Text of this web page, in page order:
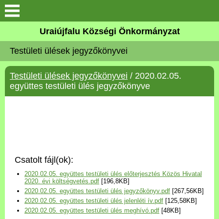
Köszöntő
Elérhetőségek
Uraiújfalu
Választási információk
Versenyképes Járások
Program
Uraiújfalu Községi Önkormányzat
Testületi ülések jegyzőkönyvei
Testületi ülések jegyzőkönyvei / 2020.02.05.
együttes testületi ülés jegyzőkönyve
Csatolt fájl(ok):
2020.02.05. együttes testületi ülés előterjesztés Közös Hivatal
2020. évi költségvetés.pdf [196,8KB]
2020.02.05. együttes testületi ülés jegyzőkönyv.pdf [267,56KB]
2020.02.05. együttes testületi ülés jelenléti ív.pdf [125,58KB]
2020.02.05. együttes testületi ülés meghívó.pdf [48KB]